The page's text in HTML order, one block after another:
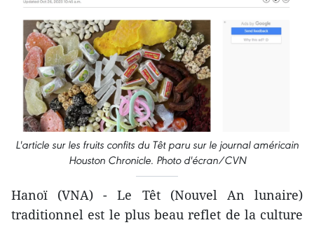
L'article sur les fruits confits du Têt paru sur le journal américain
Houston Chronicle. Photo d'écran/CVN
Hanoï (VNA) - Le Têt (Nouvel An lunaire)
traditionnel est le plus beau reflet de la culture